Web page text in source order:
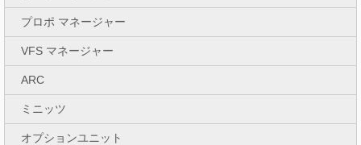
プロポ マネージャー
VFS マネージャー
ARC
ミニッツ
オプションユニット